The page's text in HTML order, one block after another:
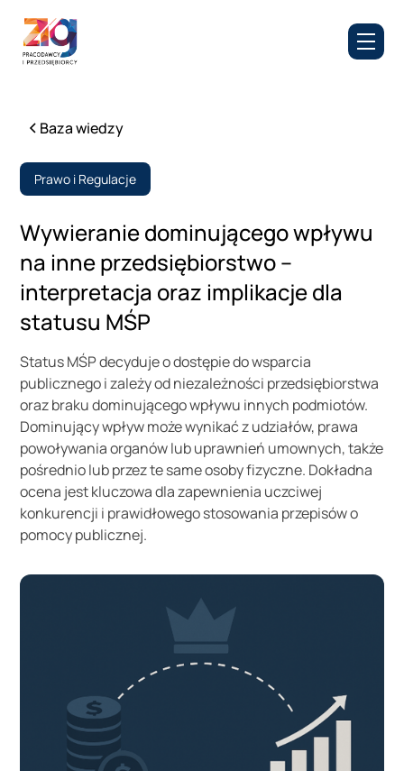
Baza wiedzy
Prawo i Regulacje
Wywieranie dominującego wpływu
na inne przedsiębiorstwo –
interpretacja oraz implikacje dla
statusu MŚP
Status MŚP decyduje o dostępie do wsparcia
publicznego i zależy od niezależności przedsiębiorstwa
oraz braku dominującego wpływu innych podmiotów.
Dominujący wpływ może wynikać z udziałów, prawa
powoływania organów lub uprawnień umownych, także
pośrednio lub przez te same osoby fizyczne. Dokładna
ocena jest kluczowa dla zapewnienia uczciwej
konkurencji i prawidłowego stosowania przepisów o
pomocy publicznej.